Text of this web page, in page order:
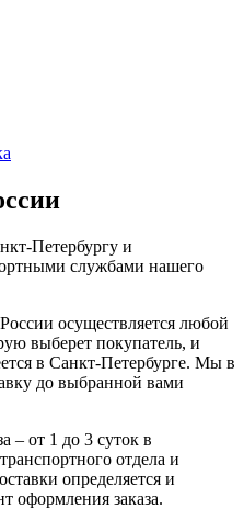
Петербургу и
службами нашего
осуществляется любой
выберет покупатель, и
в Санкт-Петербурге. Мы в
до выбранной вами
– от 1 до 3 суток в
отдела и
определяется и
оформления заказа.